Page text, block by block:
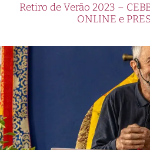
Retiro de Verão 2023 –
ONLINE e